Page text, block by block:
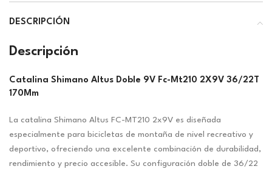
DESCRIPCIÓN
Descripción
Catalina Shimano Altus Doble 9V Fc-Mt210 2X9V 36/22T
170Mm
La catalina Shimano Altus FC-MT210 2x9V es diseñada
especialmente para bicicletas de montaña de nivel recreativo y
deportivo, ofreciendo una excelente combinación de durabilidad,
rendimiento y precio accesible. Su configuración doble de 36/22